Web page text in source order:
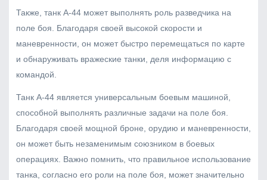
Также, танк А-44 может выполнять роль разведчика на
поле боя. Благодаря своей высокой скорости и
маневренности, он может быстро перемещаться по карте
и обнаруживать вражеские танки, деля информацию с
командой.
Танк А-44 является универсальным боевым машиной,
способной выполнять различные задачи на поле боя.
Благодаря своей мощной броне, орудию и маневренности,
он может быть незаменимым союзником в боевых
операциях. Важно помнить, что правильное использование
танка, согласно его роли на поле боя, может значительно